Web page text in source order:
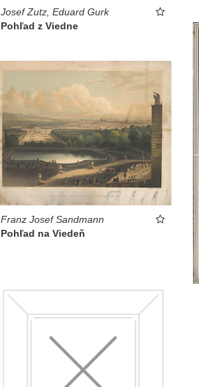
Josef Zutz, Eduard Gurk
Pohľad z Viedne
Franz Josef Sandmann
Pohľad na Viedeň